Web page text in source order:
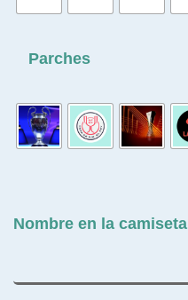
Parches
Nombre en la camiseta